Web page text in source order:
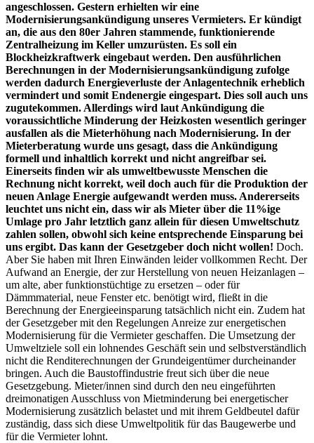
angeschlossen. Gestern erhielten wir eine
Modernisierungsankündigung unseres Vermieters. Er kündigt
an, die aus den 80er Jahren stammende, funktionierende
Zentralheizung im Keller umzurüsten. Es soll ein
Blockheizkraftwerk eingebaut werden. Den ausführlichen
Berechnungen in der Modernisierungsankündigung zufolge
werden dadurch Energieverluste der Anlagentechnik erheblich
vermindert und somit Endenergie eingespart. Dies soll auch uns
zugutekommen. Allerdings wird laut Ankündigung die
voraussichtliche Minderung der Heizkosten wesentlich geringer
ausfallen als die Mieterhöhung nach Modernisierung. In der
Mieterberatung wurde uns gesagt, dass die Ankündigung
formell und inhaltlich korrekt und nicht angreifbar sei.
Einerseits finden wir als umweltbewusste Menschen die
Rechnung nicht korrekt, weil doch auch für die Produktion der
neuen Anlage Energie aufgewandt werden muss. Andererseits
leuchtet uns nicht ein, dass wir als Mieter über die 11%ige
Umlage pro Jahr letztlich ganz allein für diesen Umweltschutz
zahlen sollen, obwohl sich keine entsprechende Einsparung bei
uns ergibt. Das kann der Gesetzgeber doch nicht wollen! Doch.
Aber Sie haben mit Ihren Einwänden leider vollkommen Recht. Der
Aufwand an Energie, der zur Herstellung von neuen Heizanlagen –
um alte, aber funktionstüchtige zu ersetzen – oder für
Dämmmaterial, neue Fenster etc. benötigt wird, fließt in die
Berechnung der Energieeinsparung tatsächlich nicht ein. Zudem hat
der Gesetzgeber mit den Regelungen Anreize zur energetischen
Modernisierung für die Vermieter geschaffen. Die Umsetzung der
Umweltziele soll ein lohnendes Geschäft sein und selbstverständlich
nicht die Renditerechnungen der Grundeigentümer durcheinander
bringen. Auch die Baustoffindustrie freut sich über die neue
Gesetzgebung. Mieter/innen sind durch den neu eingeführten
dreimonatigen Ausschluss von Mietminderung bei energetischer
Modernisierung zusätzlich belastet und mit ihrem Geldbeutel dafür
zuständig, dass sich diese Umweltpolitik für das Baugewerbe und
für die Vermieter lohnt.